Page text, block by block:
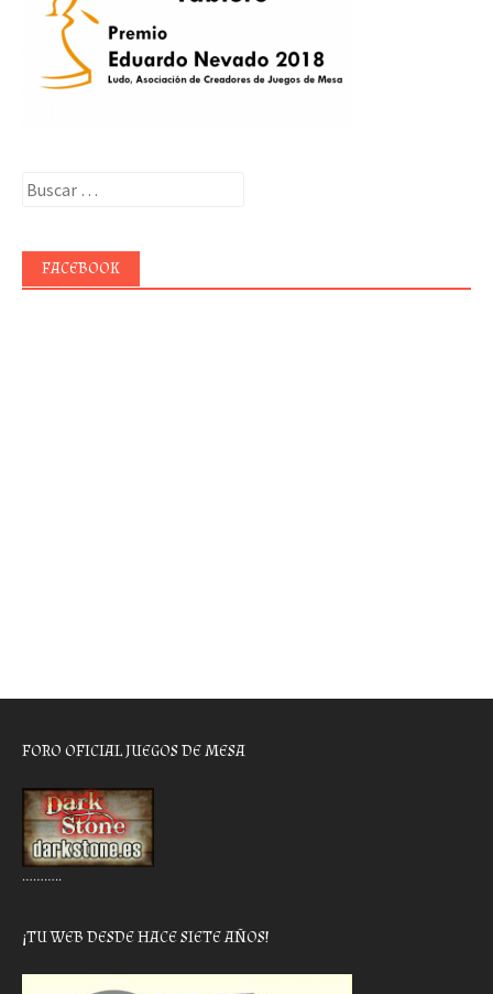
Buscar:
FACEBOOK
FORO OFICIAL JUEGOS DE MESA
………..
¡TU WEB DESDE HACE SIETE AÑOS!